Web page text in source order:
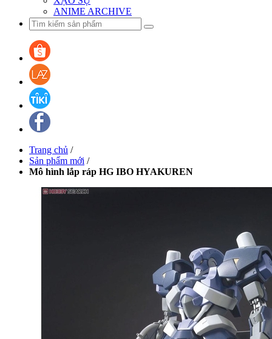
ANIME ARCHIVE
Trang chủ /
Sản phẩm mới /
Mô hình lắp ráp HG IBO HYAKUREN